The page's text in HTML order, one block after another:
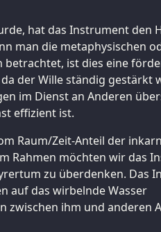
hat das Instrument den
man die metaphysischen
betrachtet, ist dies eine
der Wille ständig gestärkt
im Dienst an Anderen
effizient ist.
Raum/Zeit-Anteil der
Rahmen möchten wir das
zu überdenken. Das
auf das wirbelnde Wasser
zwischen ihm und anderen